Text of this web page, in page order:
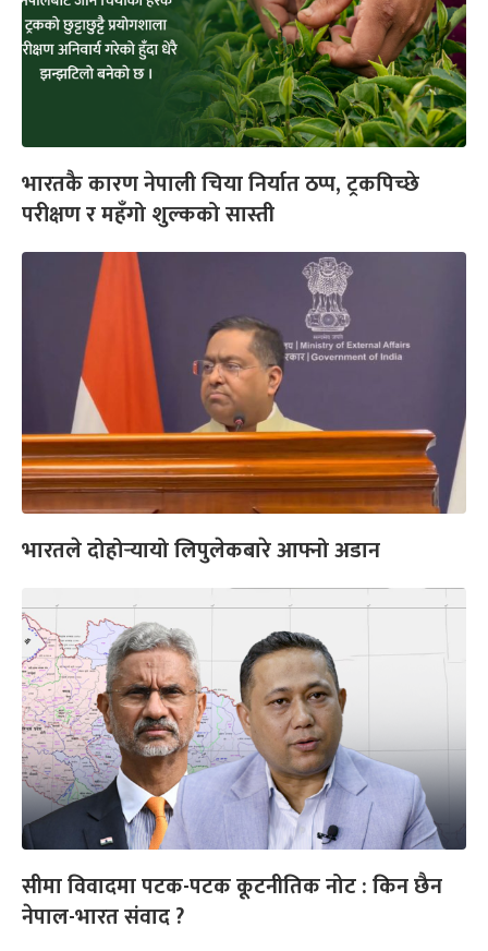
भारतकै कारण नेपाली चिया निर्यात ठप्प, ट्रकपिच्छे
परीक्षण र महँगो शुल्कको सास्ती
भारतले दोहोर्‍यायो लिपुलेकबारे आफ्नो अडान
सीमा विवादमा पटक-पटक कूटनीतिक नोट : किन छैन
नेपाल-भारत संवाद ?